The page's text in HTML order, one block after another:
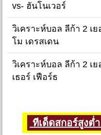
vs- ฮันโนเวอร์
วิเคราะห์บอล ลีก้า 2 เ
โม เดรสเดน
วิเคราะห์บอล ลีก้า 2 เ
เธอร์ เฟือร์ธ
ทีเด็ดสกอร์สูงต่ำ